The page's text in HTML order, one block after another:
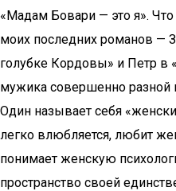
«Мадам Бовари — это я».
моих последних романов —
голубке Кордовы» и Петр
мужика совершенно разной
Один называет себя
легко влюбляется, любит
понимает женскую
пространство своей